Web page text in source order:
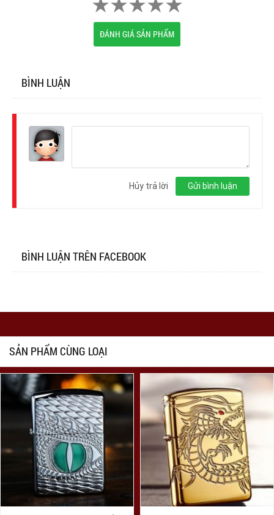
ĐÁNH GIÁ SẢN PHẨM
BÌNH LUẬN
Gửi bình luận
Hủy trả lời
BÌNH LUẬN TRÊN FACEBOOK
SẢN PHẨM CÙNG LOẠI